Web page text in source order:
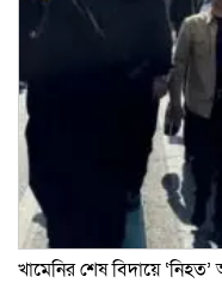
খামেনির শেষ বিদায়ে